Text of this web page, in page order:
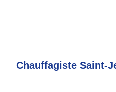
Chauffagiste Saint-